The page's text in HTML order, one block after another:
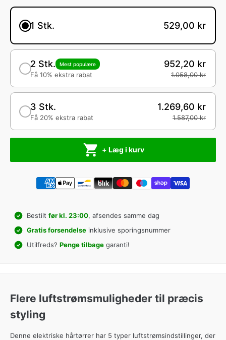
1 Stk. 529,00 kr
2 Stk. Mest populære
Få 10% ekstra rabat
952,20 kr
1.058,00 kr
3 Stk.
Få 20% ekstra rabat
1.269,60 kr
1.587,00 kr
+ Læg i kurv
Bestilt før kl. 23:00, afsendes samme dag
Gratis forsendelseinklusive sporingsnummer
Utilfreds? Penge tilbagegaranti!
Flere luftstrømsmuligheder til præcis
styling
Denne elektriske hårtørrer har 5 typer luftstrømsindstillinger, der